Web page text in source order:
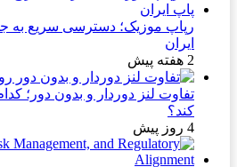
رپاپ موزیک؛ دسترسی سریع به
ایران
2 هفته پیش
تفاوت لنز دوردار و بدون دور؛
کند؟
4 روز پیش